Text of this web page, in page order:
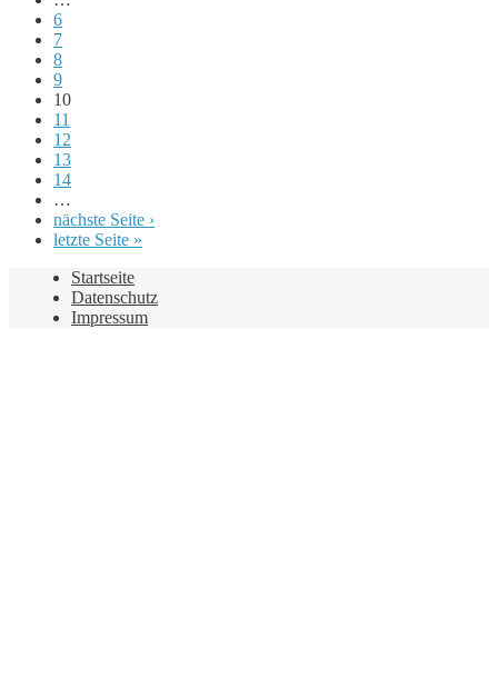
6
7
8
9
10
11
12
13
14
…
nächste Seite ›
letzte Seite »
Startseite
Datenschutz
Impressum